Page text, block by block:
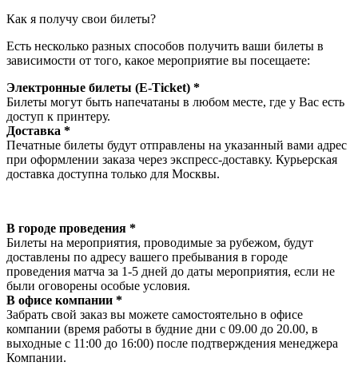
Как я получу свои билеты?
Есть несколько разных способов получить ваши билеты в
зависимости от того, какое мероприятие вы посещаете:
Электронные билеты (E-Ticket) *
Билеты могут быть напечатаны в любом месте, где у Вас есть
доступ к принтеру.
Доставка *
Печатные билеты будут отправлены на указанный вами адрес
при оформлении заказа через экспресс-доставку. Курьерская
доставка доступна только для Москвы.
В городе проведения *
Билеты на мероприятия, проводимые за рубежом, будут
доставлены по адресу вашего пребывания в городе
проведения матча за 1-5 дней до даты мероприятия, если не
были оговорены особые условия.
В офисе компании *
Забрать свой заказ вы можете самостоятельно в офисе
компании (время работы в будние дни с 09.00 до 20.00, в
выходные с 11:00 до 16:00) после подтверждения менеджера
Компании.